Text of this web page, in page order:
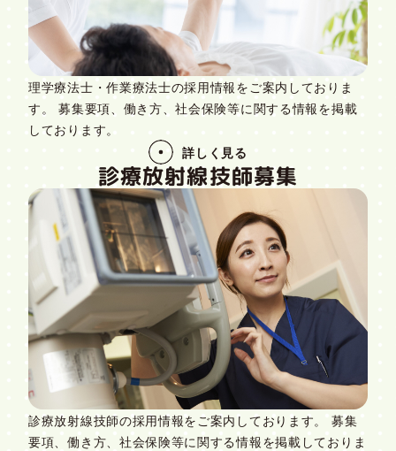
理学療法士・作業療法士の採用情報をご案内しておりま
す。 募集要項、働き方、社会保険等に関する情報を掲載
しております。
詳しく見る
診療放射線技師募集
診療放射線技師の採用情報をご案内しております。 募集
要項、働き方、社会保険等に関する情報を掲載しておりま